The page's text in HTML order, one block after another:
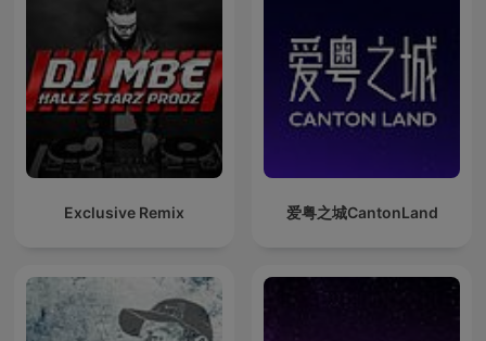
Exclusive Remix 爱粤之城CantonLand